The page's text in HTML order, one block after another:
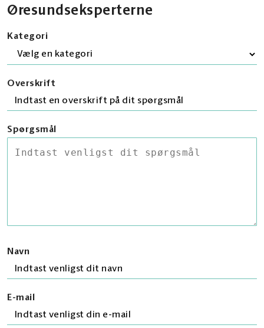
Øresundseksperterne
Kategori
Overskrift
Spørgsmål
Navn
E-mail